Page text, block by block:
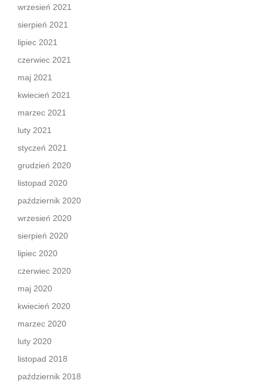
wrzesień 2021
sierpień 2021
lipiec 2021
czerwiec 2021
maj 2021
kwiecień 2021
marzec 2021
luty 2021
styczeń 2021
grudzień 2020
listopad 2020
październik 2020
wrzesień 2020
sierpień 2020
lipiec 2020
czerwiec 2020
maj 2020
kwiecień 2020
marzec 2020
luty 2020
listopad 2018
październik 2018